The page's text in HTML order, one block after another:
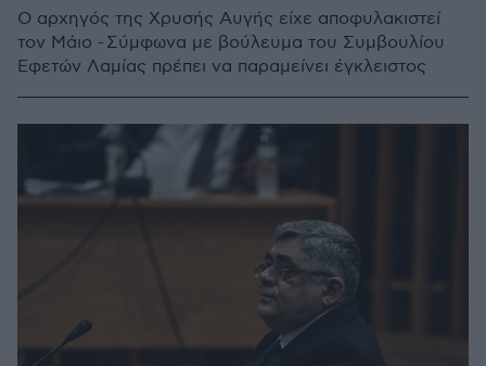
Ο αρχηγός της Χρυσής Αυγής είχε αποφυλακιστεί
τον Μάιο - Σύμφωνα με βούλευμα του Συμβουλίου
Εφετών Λαμίας πρέπει να παραμείνει έγκλειστος